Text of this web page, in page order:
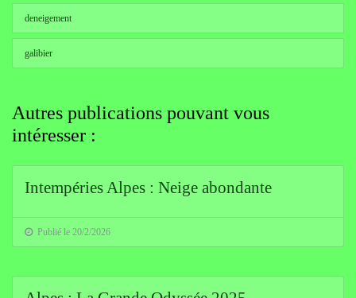
deneigement
galibier
Autres publications pouvant vous
intéresser :
Intempéries Alpes : Neige abondante
Publié le 20/2/2026